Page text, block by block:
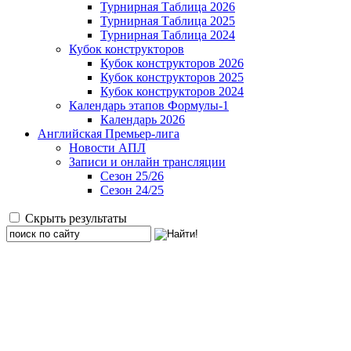
Турнирная Таблица 2026
Турнирная Таблица 2025
Турнирная Таблица 2024
Кубок конструкторов
Кубок конструкторов 2026
Кубок конструкторов 2025
Кубок конструкторов 2024
Календарь этапов Формулы-1
Календарь 2026
Английская Премьер-лига
Новости АПЛ
Записи и онлайн трансляции
Сезон 25/26
Сезон 24/25
Скрыть результаты